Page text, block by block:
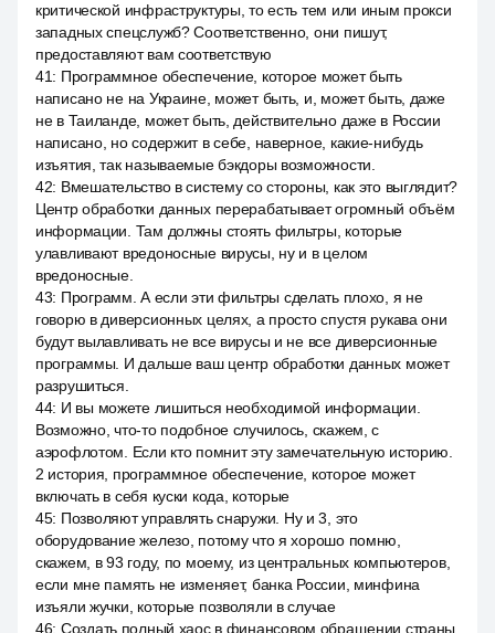
критической инфраструктуры, то есть тем или иным прокси
западных спецслужб? Соответственно, они пишут,
предоставляют вам соответствую
41: Программное обеспечение, которое может быть
написано не на Украине, может быть, и, может быть, даже
не в Таиланде, может быть, действительно даже в России
написано, но содержит в себе, наверное, какие-нибудь
изъятия, так называемые бэкдоры возможности.
42: Вмешательство в систему со стороны, как это выглядит?
Центр обработки данных перерабатывает огромный объём
информации. Там должны стоять фильтры, которые
улавливают вредоносные вирусы, ну и в целом
вредоносные.
43: Программ. А если эти фильтры сделать плохо, я не
говорю в диверсионных целях, а просто спустя рукава они
будут вылавливать не все вирусы и не все диверсионные
программы. И дальше ваш центр обработки данных может
разрушиться.
44: И вы можете лишиться необходимой информации.
Возможно, что-то подобное случилось, скажем, с
аэрофлотом. Если кто помнит эту замечательную историю.
2 история, программное обеспечение, которое может
включать в себя куски кода, которые
45: Позволяют управлять снаружи. Ну и 3, это
оборудование железо, потому что я хорошо помню,
скажем, в 93 году, по моему, из центральных компьютеров,
если мне память не изменяет, банка России, минфина
изъяли жучки, которые позволяли в случае
46: Создать полный хаос в финансовом обращении страны